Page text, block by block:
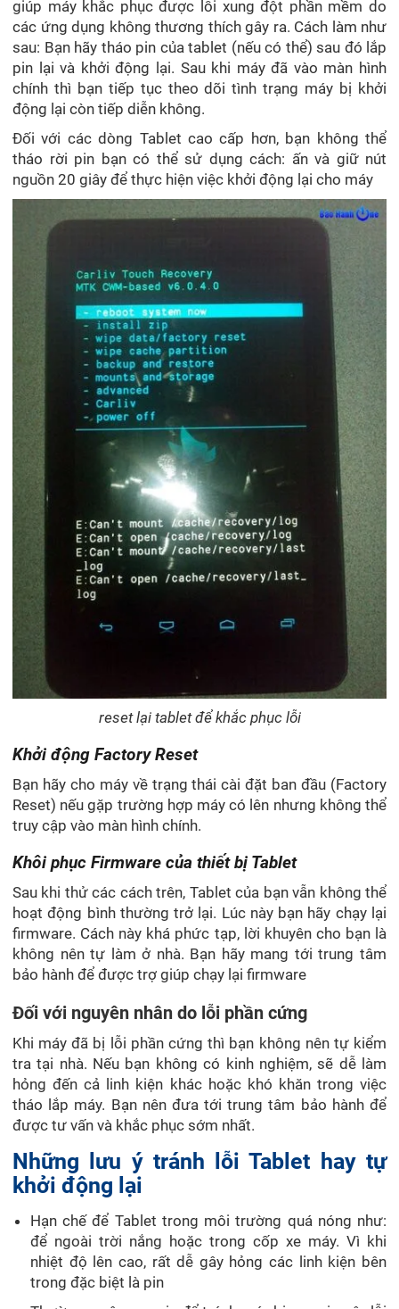
giúp máy khắc phục được lỗi xung đột phần mềm do
các ứng dụng không thương thích gây ra. Cách làm như
sau: Bạn hãy tháo pin của tablet (nếu có thể) sau đó lắp
pin lại và khởi động lại. Sau khi máy đã vào màn hình
chính thì bạn tiếp tục theo dõi tình trạng máy bị khởi
động lại còn tiếp diễn không.
Đối với các dòng Tablet cao cấp hơn, bạn không thể
tháo rời pin bạn có thể sử dụng cách: ấn và giữ nút
nguồn 20 giây để thực hiện việc khởi động lại cho máy
reset lại tablet để khắc phục lỗi
Khởi động Factory Reset
Bạn hãy cho máy về trạng thái cài đặt ban đầu (Factory
Reset) nếu gặp trường hợp máy có lên nhưng không thể
truy cập vào màn hình chính.
Khôi phục Firmware của thiết bị Tablet
Sau khi thử các cách trên, Tablet của bạn vẫn không thể
hoạt động bình thường trở lại. Lúc này bạn hãy chạy lại
firmware. Cách này khá phức tạp, lời khuyên cho bạn là
không nên tự làm ở nhà. Bạn hãy mang tới trung tâm
bảo hành để được trợ giúp chạy lại firmware
Đối với nguyên nhân do lỗi phần cứng
Khi máy đã bị lỗi phần cứng thì bạn không nên tự kiểm
tra tại nhà. Nếu bạn không có kinh nghiệm, sẽ dễ làm
hỏng đến cả linh kiện khác hoặc khó khăn trong việc
tháo lắp máy. Bạn nên đưa tới trung tâm bảo hành để
được tư vấn và khắc phục sớm nhất.
Những lưu ý tránh lỗi Tablet hay tự
khởi động lại
Hạn chế để Tablet trong môi trường quá nóng như:
để ngoài trời nắng hoặc trong cốp xe máy. Vì khi
nhiệt độ lên cao, rất dễ gây hỏng các linh kiện bên
trong đặc biệt là pin